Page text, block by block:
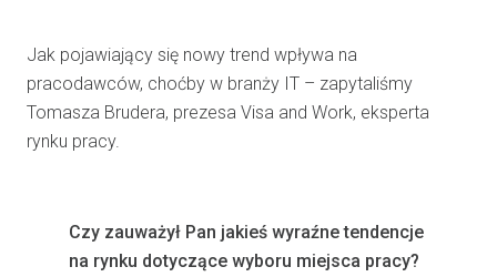
Jak pojawiający się nowy trend wpływa na
pracodawców, choćby w branży IT – zapytaliśmy
Tomasza Brudera, prezesa Visa and Work, eksperta
rynku pracy.
Czy zauważył Pan jakieś wyraźne tendencje
na rynku dotyczące wyboru miejsca pracy?